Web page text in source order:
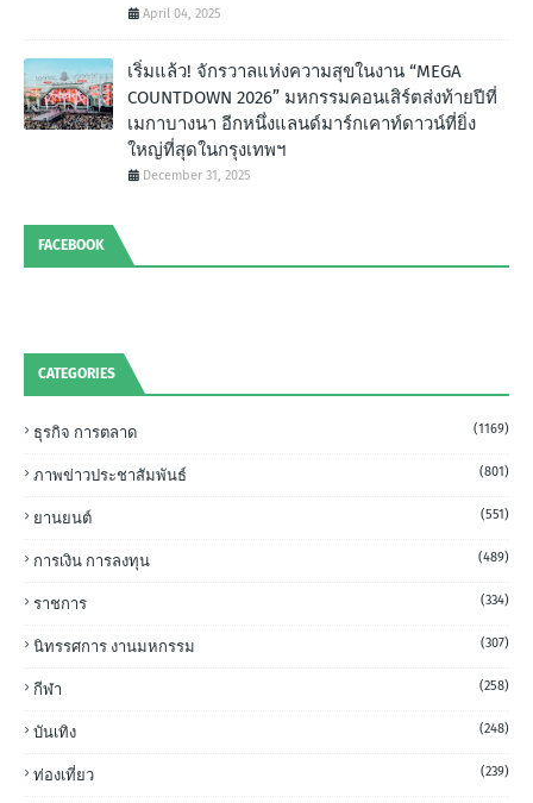
April 04, 2025
เริ่มแล้ว! จักรวาลแห่งความสุขในงาน “MEGA
COUNTDOWN 2026” มหกรรมคอนเสิร์ตส่งท้ายปีที่
เมกาบางนา อีกหนึ่งแลนด์มาร์กเคาท์ดาวน์ที่ยิ่ง
ใหญ่ที่สุดในกรุงเทพฯ
December 31, 2025
FACEBOOK
CATEGORIES
ธุรกิจ การตลาด (1169)
ภาพข่าวประชาสัมพันธ์ (801)
ยานยนต์ (551)
การเงิน การลงทุน (489)
ราชการ (334)
นิทรรศการ งานมหกรรม (307)
กีฬา (258)
บันเทิง (248)
ท่องเที่ยว (239)